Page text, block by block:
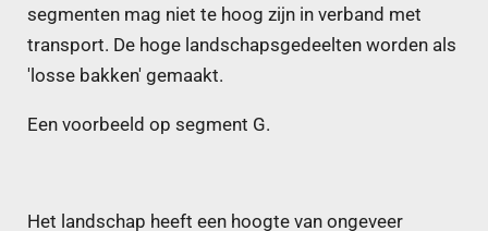
segmenten mag niet te hoog zijn in verband met
transport. De hoge landschapsgedeelten worden als
'losse bakken' gemaakt.
Een voorbeeld op segment G.
Het landschap heeft een hoogte van ongeveer